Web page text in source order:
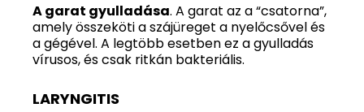
A garat gyulladása. A garat az a “csatorna”,
amely összeköti a szájüreget a nyelőcsővel és
a gégével. A legtöbb esetben ez a gyulladás
vírusos, és csak ritkán bakteriális.
LARYNGITIS